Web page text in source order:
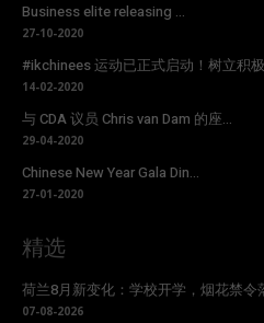
Business elite releasing ...
27-10-2020
#ikchinees 运动已正式启动！树立积
14-02-2020
与 CDA 议员 Chris van Dam 的座...
29-04-2020
Chinese New Year Gala Din...
27-01-2020
精选
荷兰8月新变化：学校开学，烟花禁令
07-08-2026